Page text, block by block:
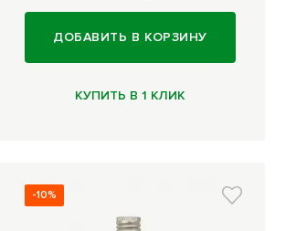
ДОБАВИТЬ В КОРЗИНУ
КУПИТЬ В 1 КЛИК
-10%